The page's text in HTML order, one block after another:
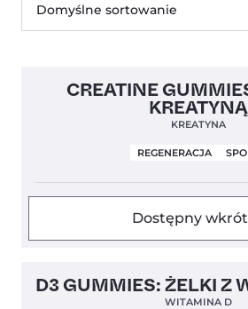
Domyślne sortowanie
CREATINE
KREATYNĄ
KREATYNA
REGENERACJA
Dostępny
D3 GUMMIES: ŻELKI Z
WITAMINA D